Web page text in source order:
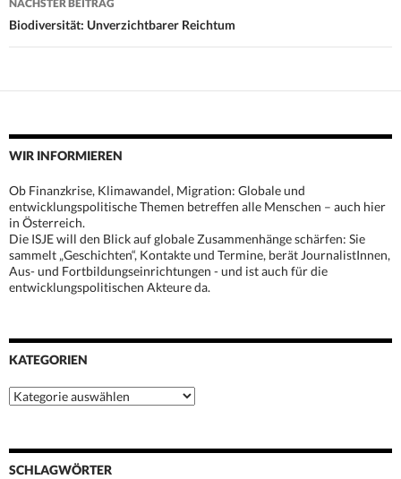
NÄCHSTER BEITRAG
Biodiversität: Unverzichtbarer Reichtum
WIR INFORMIEREN
Ob Finanzkrise, Klimawandel, Migration: Globale und
entwicklungspolitische Themen betreffen alle Menschen – auch hier
in Österreich.
Die ISJE will den Blick auf globale Zusammenhänge schärfen: Sie
sammelt „Geschichten“, Kontakte und Termine, berät JournalistInnen,
Aus- und Fortbildungseinrichtungen - und ist auch für die
entwicklungspolitischen Akteure da.
KATEGORIEN
Kategorien
SCHLAGWÖRTER